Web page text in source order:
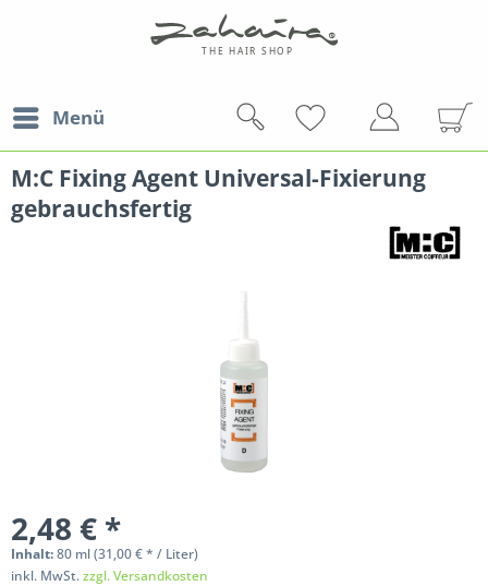
Menü
M:C Fixing Agent Universal-Fixierung
gebrauchsfertig
2,48 € *
Inhalt:80 ml(31,00 € * / Liter)
inkl. MwSt.zzgl. Versandkosten